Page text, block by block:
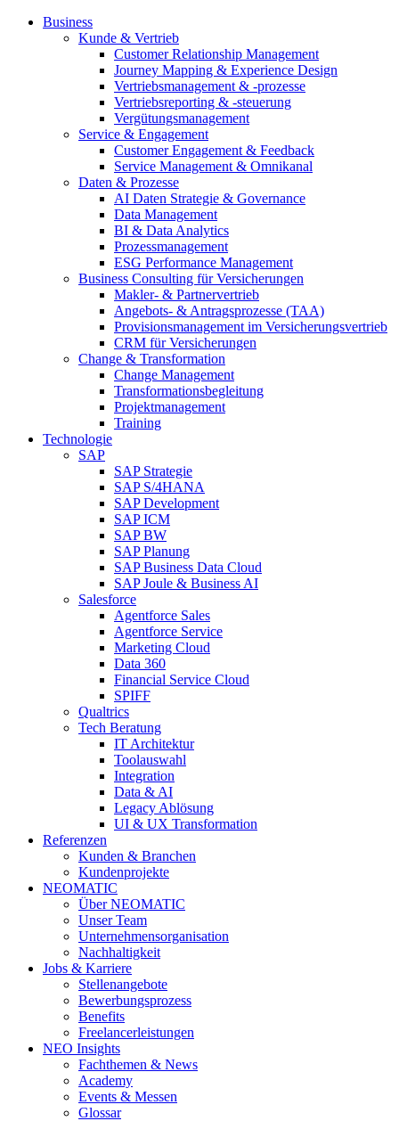
Business
Kunde & Vertrieb
Customer Relationship Management
Journey Mapping & Experience Design
Vertriebsmanagement & -prozesse
Vertriebsreporting & -steuerung
Vergütungsmanagement
Service & Engagement
Customer Engagement & Feedback
Service Management & Omnikanal
Daten & Prozesse
AI Daten Strategie & Governance
Data Management
BI & Data Analytics
Prozessmanagement
ESG Performance Management
Business Consulting für Versicherungen
Makler- & Partnervertrieb
Angebots- & Antragsprozesse (TAA)
Provisionsmanagement im Versicherungsvertrieb
CRM für Versicherungen
Change & Transformation
Change Management
Transformationsbegleitung
Projektmanagement
Training
Technologie
SAP
SAP Strategie
SAP S/4HANA
SAP Development
SAP ICM
SAP BW
SAP Planung
SAP Business Data Cloud
SAP Joule & Business AI
Salesforce
Agentforce Sales
Agentforce Service
Marketing Cloud
Data 360
Financial Service Cloud
SPIFF
Qualtrics
Tech Beratung
IT Architektur
Toolauswahl
Integration
Data & AI
Legacy Ablösung
UI & UX Transformation
Referenzen
Kunden & Branchen
Kundenprojekte
NEOMATIC
Über NEOMATIC
Unser Team
Unternehmensorganisation
Nachhaltigkeit
Jobs & Karriere
Stellenangebote
Bewerbungsprozess
Benefits
Freelancerleistungen
NEO Insights
Fachthemen & News
Academy
Events & Messen
Glossar